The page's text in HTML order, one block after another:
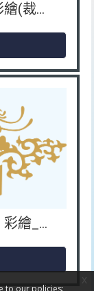
114-2_傳統工藝技法：紙本彩繪(裁金、砂金)_MVI114201971
114-2_傳統工藝技法：安金、彩繪_MVI114201871
to our policies: